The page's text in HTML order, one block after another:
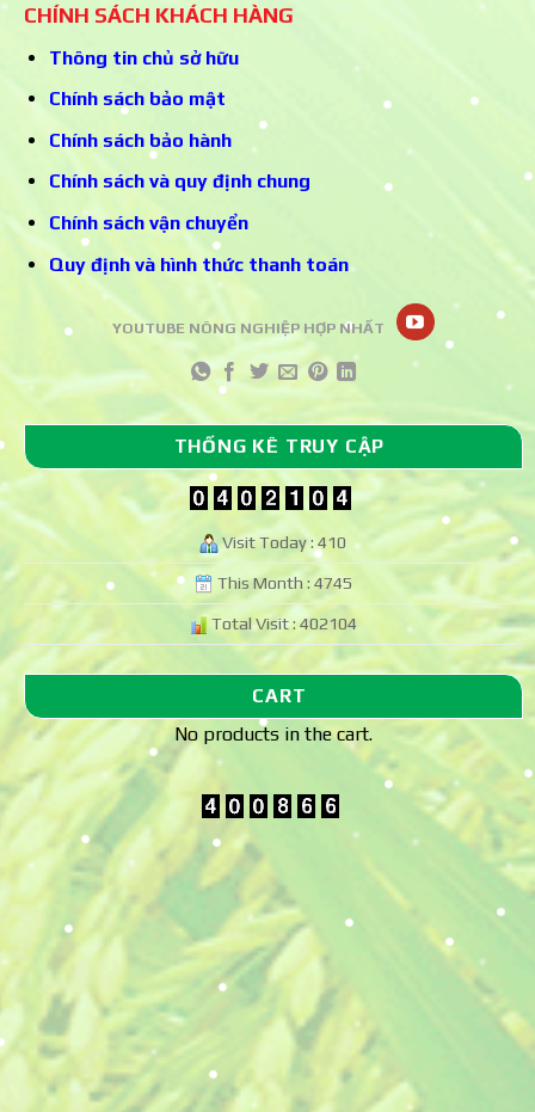
CHÍNH SÁCH KHÁCH HÀNG
Thông tin chủ sở hữu
Chính sách bảo mật
Chính sách bảo hành
Chính sách và quy định chung
Chính sách vận chuyển
Quy định và hình thức thanh toán
YOUTUBE NÔNG NGHIỆP HỢP NHẤT
THỐNG KÊ TRUY CẬP
Visit Today : 410
This Month : 4745
Total Visit : 402104
CART
No products in the cart.